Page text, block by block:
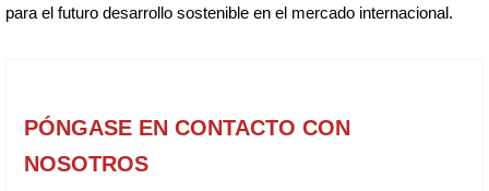
para el futuro desarrollo sostenible en el mercado internacional.
PÓNGASE EN CONTACTO CON
NOSOTROS